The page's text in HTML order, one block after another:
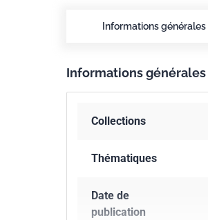
Informations générales
Informations générales
Collections
Thématiques
Date de
publication